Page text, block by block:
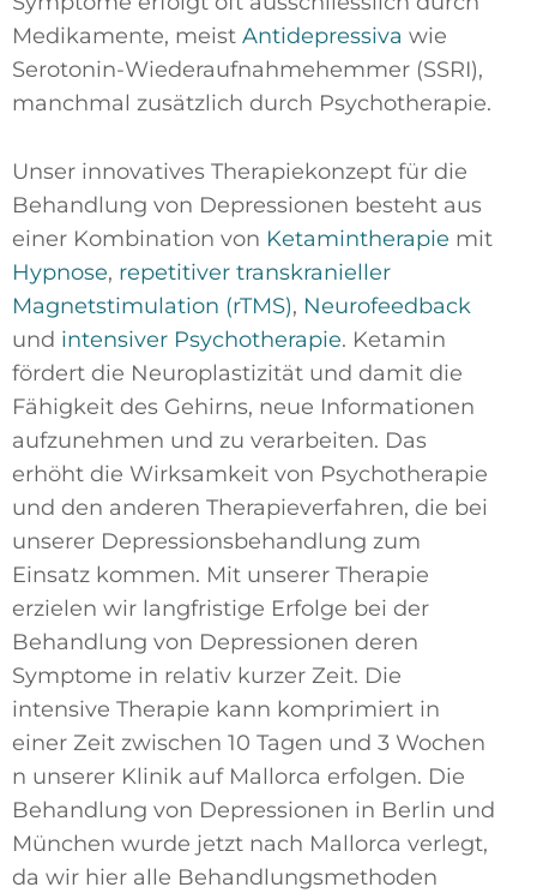
Medikamente, meist Antidepressiva wie
Serotonin-Wiederaufnahmehemmer (SSRI),
manchmal zusätzlich durch Psychotherapie.
Unser innovatives Therapiekonzept für die
Behandlung von Depressionen besteht aus
einer Kombination von Ketamintherapie mit
Hypnose, repetitiver transkranieller
Magnetstimulation (rTMS), Neurofeedback
und intensiver Psychotherapie. Ketamin
fördert die Neuroplastizität und damit die
Fähigkeit des Gehirns, neue Informationen
aufzunehmen und zu verarbeiten. Das
erhöht die Wirksamkeit von Psychotherapie
und den anderen Therapieverfahren, die bei
unserer Depressionsbehandlung zum
Einsatz kommen. Mit unserer Therapie
erzielen wir langfristige Erfolge bei der
Behandlung von Depressionen deren
Symptome in relativ kurzer Zeit. Die
intensive Therapie kann komprimiert in
einer Zeit zwischen 10 Tagen und 3 Wochen
n unserer Klinik auf Mallorca erfolgen. Die
Behandlung von Depressionen in Berlin und
München wurde jetzt nach Mallorca verlegt,
da wir hier alle Behandlungsmethoden